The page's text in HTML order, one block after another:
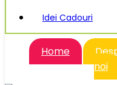
Idei Cadouri
Home
noi